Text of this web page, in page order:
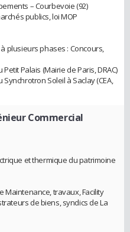
– Courbevoie (92)
publics, loi MOP
plusieurs phases : Concours,
Palais (Mairie de Paris, DRAC)
Soleil à Saclay (CEA,
Commercial
et thermique du patrimoine
Maintenance, travaux, Facility
de biens, syndics de La